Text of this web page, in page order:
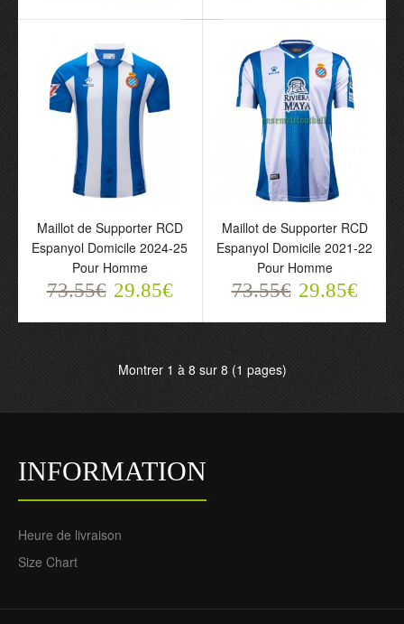
Maillot de Supporter RCD
Espanyol Domicile 2024-
25 Pour Homme
73.55€ 29.85€
Maillot de Supporter RCD
Espanyol Domicile 2021-
22 Pour Homme
73.55€ 29.85€
Maillot de Supporter RCD
Espanyol Domicile 2024-25
Pour Homme
73.55€ 29.85€
Maillot de Supporter RCD
Espanyol Domicile 2021-22
Pour Homme
73.55€ 29.85€
Montrer 1 à 8 sur 8 (1 pages)
INFORMATION
Heure de livraison
Size Chart